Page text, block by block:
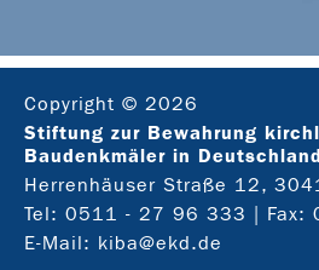
Copyright © 2026
Stiftung zur Bewahrung
Baudenkmäler in Deutschland
Herrenhäuser Straße 12,
Tel: 0511 - 27 96 333
|
E-Mail: kiba@ekd.de